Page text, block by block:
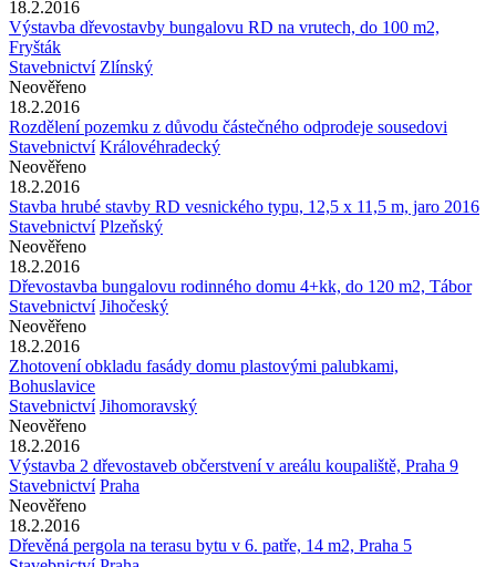
18.2.2016
Výstavba dřevostavby bungalovu RD na vrutech, do 100 m2,
Fryšták
Stavebnictví Zlínský
Neověřeno
18.2.2016
Rozdělení pozemku z důvodu částečného odprodeje sousedovi
Stavebnictví Královéhradecký
Neověřeno
18.2.2016
Stavba hrubé stavby RD vesnického typu, 12,5 x 11,5 m, jaro 2016
Stavebnictví Plzeňský
Neověřeno
18.2.2016
Dřevostavba bungalovu rodinného domu 4+kk, do 120 m2, Tábor
Stavebnictví Jihočeský
Neověřeno
18.2.2016
Zhotovení obkladu fasády domu plastovými palubkami,
Bohuslavice
Stavebnictví Jihomoravský
Neověřeno
18.2.2016
Výstavba 2 dřevostaveb občerstvení v areálu koupaliště, Praha 9
Stavebnictví Praha
Neověřeno
18.2.2016
Dřevěná pergola na terasu bytu v 6. patře, 14 m2, Praha 5